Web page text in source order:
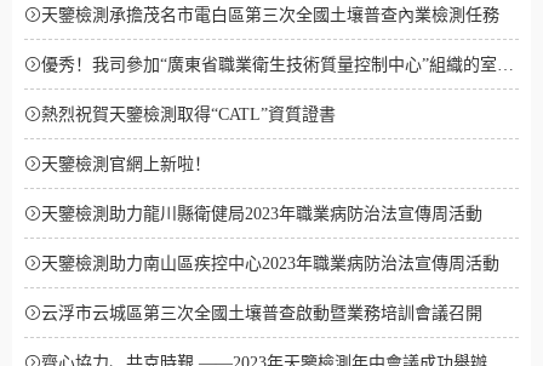
天鑒檢測承擔茂名市電白區第三次全國土壤普查內業檢測任務
優秀！我司參加“廣東省職業衛生技術質量控制中心”組織的室間
熱烈祝賀天鑒檢測取得“CATL”資質證書
天鑒檢測官網上新啦！
天鑒檢測助力龍川縣衛健局2023年職業病防治法宣傳周活動
天鑒檢測助力南山區疾控中心2023年職業病防治法宣傳周活動
云浮市云城區第三次全國土壤普查啟動暨業務培訓會議召開